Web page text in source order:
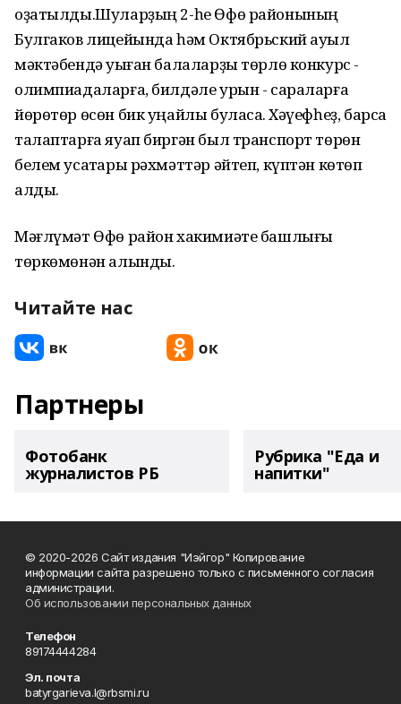
оҙатылды.Шуларҙың 2-һе Өфө районының
Булгаков лицейында һәм Октябрьский ауыл
мәктәбендә уҡыған балаларҙы төрлө конкурс -
олимпиадаларға, билдәле урын - сараларға
йөрөтөр өсөн бик уңайлы буласаҡ. Хәүефһеҙ, барса
талаптарға яуап биргән был транспорт төрөн
белем усаҡтары рәхмәттәр әйтеп, күптән көтөп
алды.
Мәғлүмәт Өфө район хакимиәте башлығы
төркөмөнән алынды.
Читайте нас
Партнеры
Фотобанк
журналистов РБ
Рубрика "Еда и
напитки"
© 2020-2026 Сайт издания "Иэйгор" Копирование
информации сайта разрешено только с письменного согласия
администрации.
Об использовании персональных данных
Телефон
89174444284
Эл. почта
batyrgarieva.l@rbsmi.ru